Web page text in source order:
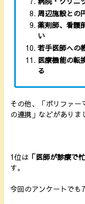
周辺施設との
薬剤師、看護
い
若手医師への
医療機能の転
る
その他、「ポリファー
の連携」などがありま
1位は 「医師が診療で
す。
今回のアンケートでも